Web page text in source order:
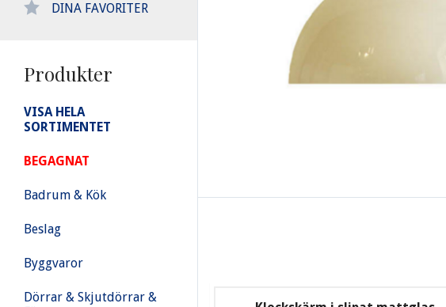
DINA FAVORITER
Produkter
VISA HELA
SORTIMENTET
BEGAGNAT
Badrum & Kök
Beslag
Byggvaror
Dörrar & Skjutdörrar &